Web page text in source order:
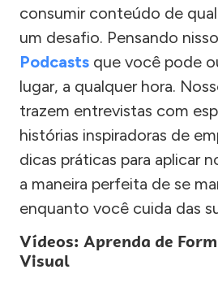
consumir conteúdo de
um desafio. Pensando
Podcasts que você pode
lugar, a qualquer hora.
trazem entrevistas com
histórias inspiradoras de
dicas práticas para aplicar
a maneira perfeita de se
enquanto você cuida das
Vídeos: Aprenda de
Visual